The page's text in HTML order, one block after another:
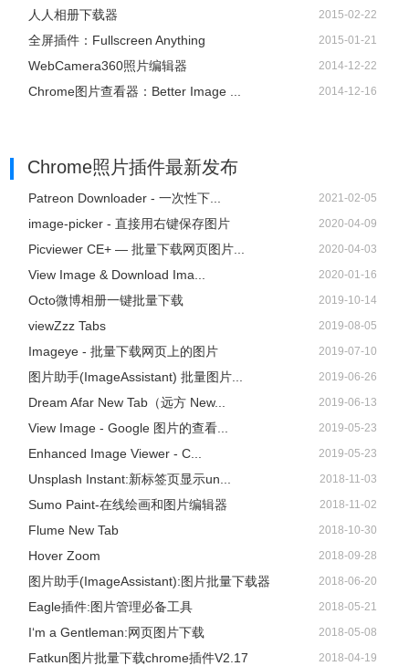
人人相册下载器 2015-02-22
全屏插件：Fullscreen Anything 2015-01-21
WebCamera360照片编辑器 2014-12-22
Chrome图片查看器：Better Image ... 2014-12-16
Chrome照片插件最新发布
Patreon Downloader - 一次性下... 2021-02-05
image-picker - 直接用右键保存图片 2020-04-09
Picviewer CE+ — 批量下载网页图片... 2020-04-03
View Image & Download Ima... 2020-01-16
Octo微博相册一键批量下载 2019-10-14
viewZzz Tabs 2019-08-05
Imageye - 批量下载网页上的图片 2019-07-10
图片助手(ImageAssistant) 批量图片... 2019-06-26
Dream Afar New Tab（远方 New... 2019-06-13
View Image - Google 图片的查看... 2019-05-23
Enhanced Image Viewer - C... 2019-05-23
Unsplash Instant:新标签页显示un... 2018-11-03
Sumo Paint-在线绘画和图片编辑器 2018-11-02
Flume New Tab 2018-10-30
Hover Zoom 2018-09-28
图片助手(ImageAssistant):图片批量下载器 2018-06-20
Eagle插件:图片管理必备工具 2018-05-21
I‘m a Gentleman:网页图片下载 2018-05-08
Fatkun图片批量下载chrome插件V2.17 2018-04-19